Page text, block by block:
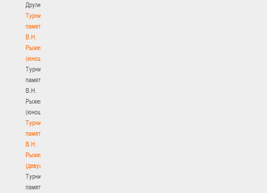
Другие
Турнир
памяти
В.Н.
Рыженкова
(юноши)
Турнир
памяти
В.Н.
Рыженкова
(юноши)
Турнир
памяти
В.Н.
Рыженкова
(девушки)
Турнир
памяти